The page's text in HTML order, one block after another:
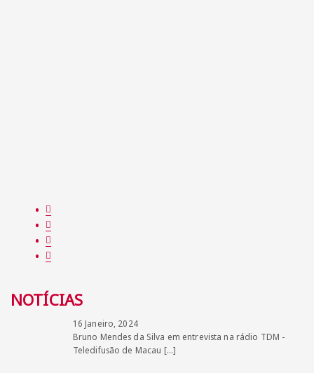
NOTÍCIAS
16 Janeiro, 2024
Bruno Mendes da Silva em entrevista na rádio TDM -
Teledifusão de Macau […]